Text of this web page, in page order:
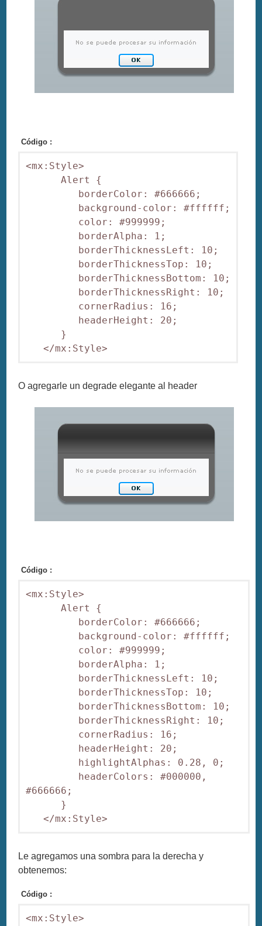
Código :
<mx:Style>
Alert {
borderColor: #666666;
background-color: #ffffff;
color: #999999;
borderAlpha: 1;
borderThicknessLeft: 10;
borderThicknessTop: 10;
borderThicknessBottom: 10;
borderThicknessRight: 10;
cornerRadius: 16;
headerHeight: 20;
}
O agregarle un degrade elegante al header
Código :
<mx:Style>
Alert {
borderColor: #666666;
background-color: #ffffff;
color: #999999;
borderAlpha: 1;
borderThicknessLeft: 10;
borderThicknessTop: 10;
borderThicknessBottom: 10;
borderThicknessRight: 10;
cornerRadius: 16;
headerHeight: 20;
highlightAlphas: 0.28, 0;
headerColors: #000000,
#666666;
}
Le agregamos una sombra para la derecha y
obtenemos:
Código :
<mx:Style>